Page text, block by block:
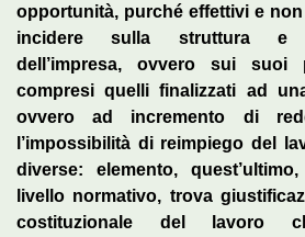
opportunità, purché effettivi e
incidere sulla struttura e
dell’impresa, ovvero sui suoi
compresi quelli finalizzati ad
ovvero ad incremento di
l’impossibilità di reimpiego del
diverse: elemento,
livello normativo, trova
costituzionale del lavoro